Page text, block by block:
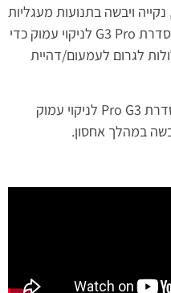
ויבשה בתנועות מעגליות
קלות, או השתמש בכפפת החמר מסדרת G3 Pro לניקוי עמוק כדי
לגרום לעמעום/דהיית
שמור את כפפת החמר מסדרת Pro G3 לניקוי עמוק
במהלך אחסון.